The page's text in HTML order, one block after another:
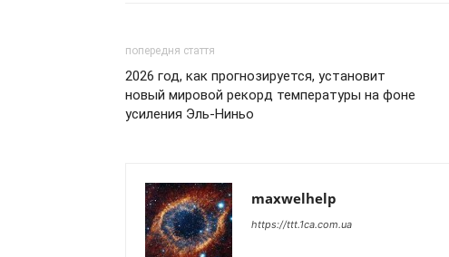
попередня стаття
2026 год, как прогнозируется, установит
новый мировой рекорд температуры на фоне
усиления Эль-Ниньо
maxwelhelp
https://ttt.1ca.com.ua